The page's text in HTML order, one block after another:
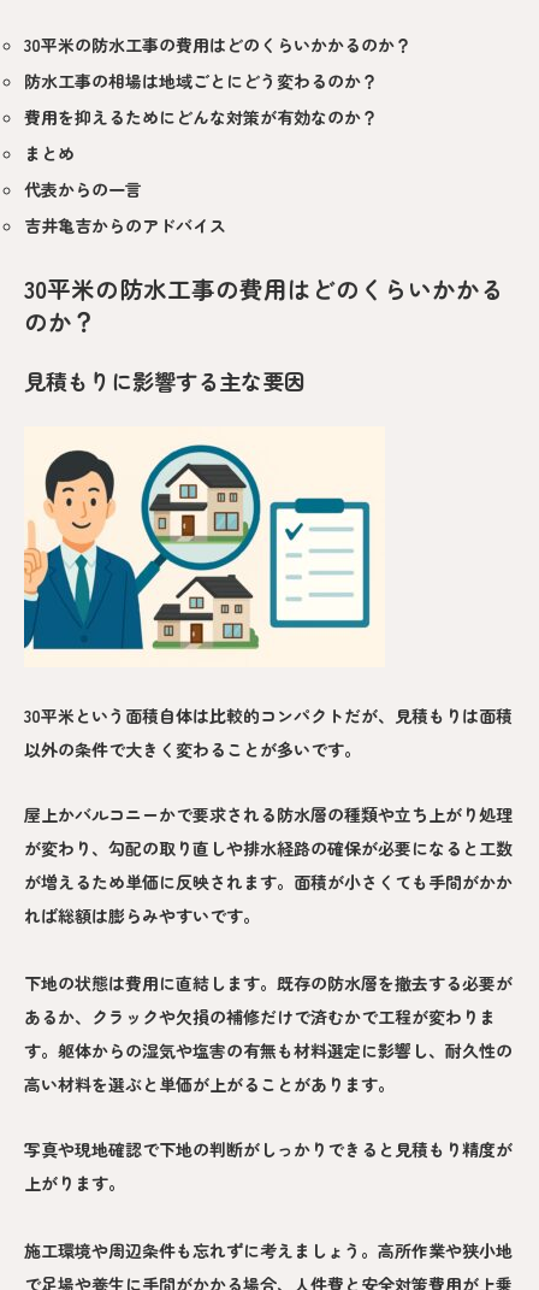
30平米の防水工事の費用はどのくらいかかるのか？
防水工事の相場は地域ごとにどう変わるのか？
費用を抑えるためにどんな対策が有効なのか？
まとめ
代表からの一言
吉井亀吉からのアドバイス
30平米の防水工事の費用はどのくらいかかる
のか？
見積もりに影響する主な要因
30平米という面積自体は比較的コンパクトだが、見積もりは面積
以外の条件で大きく変わることが多いです。
屋上かバルコニーかで要求される防水層の種類や立ち上がり処理
が変わり、勾配の取り直しや排水経路の確保が必要になると工数
が増えるため単価に反映されます。面積が小さくても手間がかか
れば総額は膨らみやすいです。
下地の状態は費用に直結します。既存の防水層を撤去する必要が
あるか、クラックや欠損の補修だけで済むかで工程が変わりま
す。躯体からの湿気や塩害の有無も材料選定に影響し、耐久性の
高い材料を選ぶと単価が上がることがあります。
写真や現地確認で下地の判断がしっかりできると見積もり精度が
上がります。
施工環境や周辺条件も忘れずに考えましょう。高所作業や狭小地
で足場や養生に手間がかかる場合、人件費と安全対策費用が上乗